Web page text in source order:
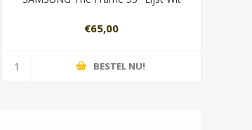
€65,00
BESTEL NU!